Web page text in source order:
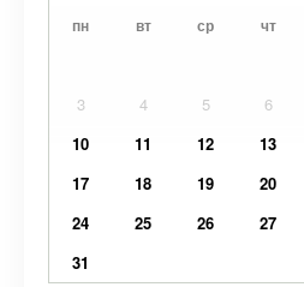
пн вт ср чт
3
4 5 6
10
11 12 13
17
18 19 20
24
25 26 27
31